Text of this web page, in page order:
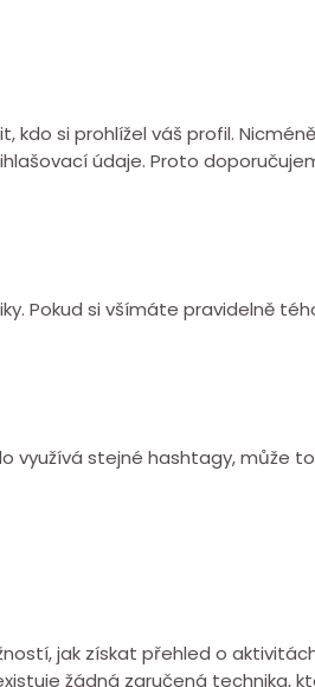
si prohlížel váš profil.
údaje. Proto
Pokud si všímáte pravidelně
využívá stejné hashtagy, může
jak získat přehled o
žádná zaručená technika,